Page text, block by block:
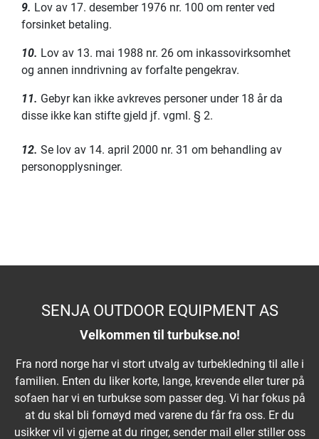
9. Lov av 17. desember 1976 nr. 100 om renter ved
forsinket betaling.
10. Lov av 13. mai 1988 nr. 26 om inkassovirksomhet
og annen inndrivning av forfalte pengekrav.
11. Gebyr kan ikke avkreves personer under 18 år da
disse ikke kan stifte gjeld jf. vgml. § 2.
12. Se lov av 14. april 2000 nr. 31 om behandling av
personopplysninger.
SENJA OUTDOOR EQUIPMENT AS
Velkommen til turbukse.no!
Fra nord norge har vi stort utvalg av turbekledning til alle i
familien. Enten du liker korte, lange, krevende eller turer på
sofaen har vi en turbukse som passer deg. Vi har fokus på
at du skal bli fornøyd med varene du får fra oss. Er du
usikker vil vi gjerne at du ringer, sender mail eller stiller oss